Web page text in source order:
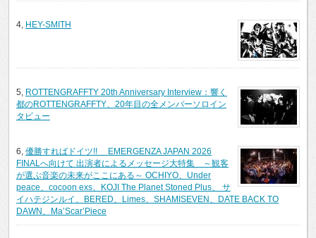
4, HEY-SMITH
5, ROTTENGRAFFTY 20th Anniversary Interview：響く
都のROTTENGRAFFTY、20年目の全メンバーソロイン
タビュー
6, 優勝すればドイツ!! EMERGENZA JAPAN 2026
FINALへ向けて 出演者によるメッセージ大特集 ～観客
が選ぶ音楽の未来がここにある～ OCHIYO、Under
peace、cocoon exs、KOJI The Planet Stoned Plus、 サ
イハテジンルイ、BERED、Limes、SHAMISEVEN、DATE BACK TO
DAWN、Ma’Scar’Piece